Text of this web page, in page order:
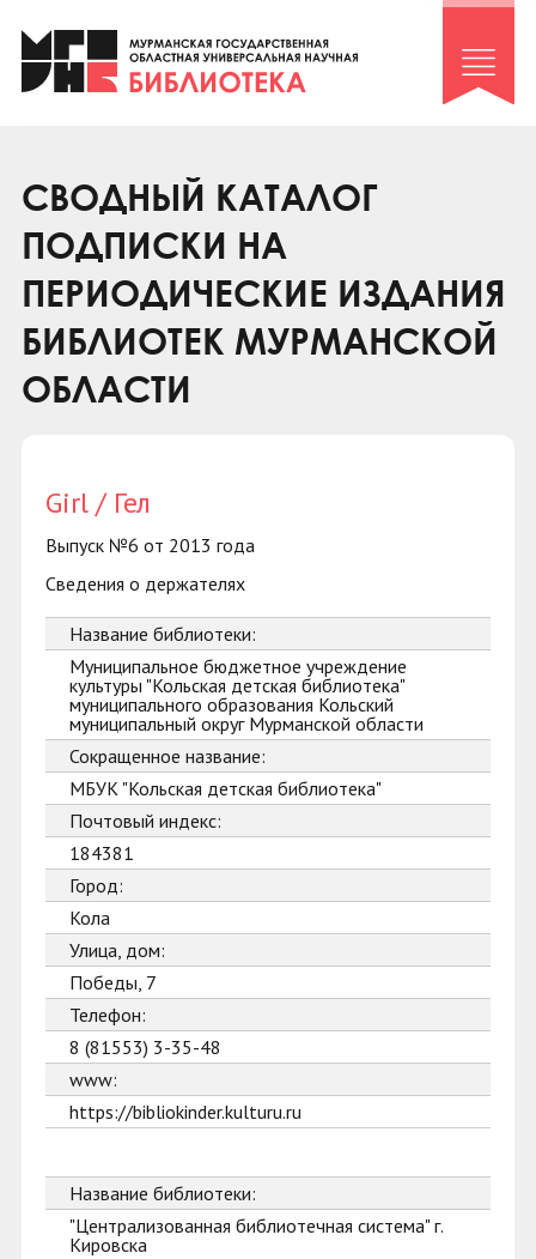
Клуб «Гиря и сельдерей»
Клуб «Семейный архив»
Коллегам
Контакты
СВОДНЫЙ КАТАЛОГ
ПОДПИСКИ НА
ПЕРИОДИЧЕСКИЕ ИЗДАНИЯ
БИБЛИОТЕК МУРМАНСКОЙ
ОБЛАСТИ
Girl / Гел
Выпуск №6 от 2013 года
Сведения о держателях
Название библиотеки:
Муниципальное бюджетное учреждение
культуры "Кольская детская библиотека"
муниципального образования Кольский
муниципальный округ Мурманской области
Сокращенное название:
МБУК "Кольская детская библиотека"
Почтовый индекс:
184381
Город:
Кола
Улица, дом:
Победы, 7
Телефон:
8 (81553) 3-35-48
www:
https://bibliokinder.kulturu.ru
Название библиотеки:
"Централизованная библиотечная система" г.
Кировска